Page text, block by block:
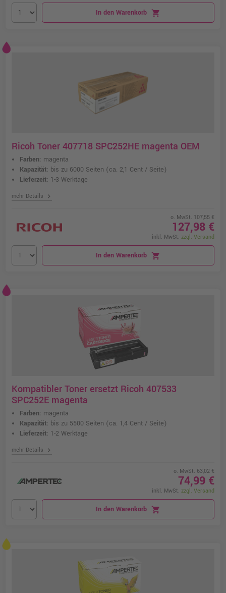
In den Warenkorb shopping_cart
Ricoh Toner 407718 SPC252HE magenta OEM
Farben: magenta
Kapazität: bis zu 6000 Seiten (ca. 2,1 Cent / Seite)
Lieferzeit: 1-3 Werktage
mehr Details chevron_right
o. MwSt. 107,55 €
127,98 €
inkl. MwSt. zzgl. Versand
In den Warenkorb shopping_cart
Kompatibler Toner ersetzt Ricoh 407533
SPC252E magenta
Farben: magenta
Kapazität: bis zu 5500 Seiten (ca. 1,4 Cent / Seite)
Lieferzeit: 1-2 Werktage
mehr Details chevron_right
o. MwSt. 63,02 €
74,99 €
inkl. MwSt. zzgl. Versand
In den Warenkorb shopping_cart